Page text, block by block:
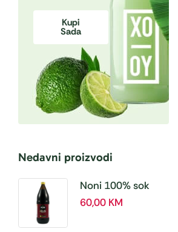
Kupi
Sada
Nedavni proizvodi
Noni 100% sok
BIO, a 1L – Hanoju
60,00 KM